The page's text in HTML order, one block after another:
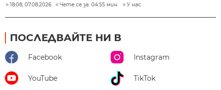
18:08, 07.08.2026 Чете се за: 04:55 мин. У нас
ПОСЛЕДВАЙТЕ НИ В
Facebook Instagram
YouTube TikTok